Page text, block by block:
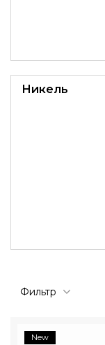
Никель
Фильтр
New